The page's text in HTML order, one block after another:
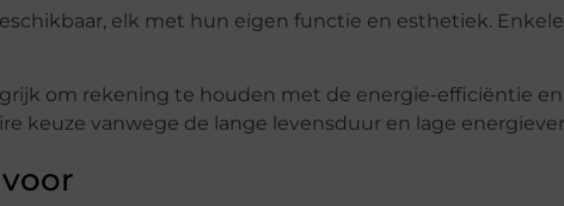
elk met hun eigen functie en esthetiek.
om rekening te houden met de energie-efficiëntie
keuze vanwege de lange levensduur en lage